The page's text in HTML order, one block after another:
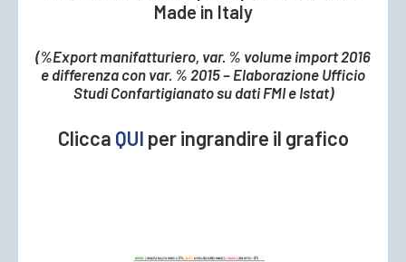
Made in Italy
(%Export manifatturiero, var. % volume import 2016
e differenza con var. % 2015 – Elaborazione Ufficio
Studi Confartigianato su dati FMI e Istat)
Clicca QUI per ingrandire il grafico